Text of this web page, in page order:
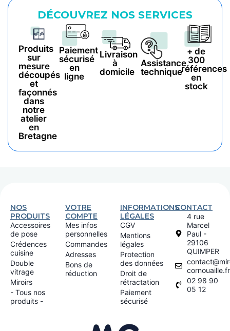
DÉCOUVREZ NOS SERVICES
Produits
sur
mesure
découpés
et
façonnés
dans
notre
atelier
en
Bretagne
Paiement
sécurisé
en
ligne
Livraison
à
domicile
Assistance
technique
+ de
300
références
en
stock
NOS
PRODUITS
Accessoires
de pose
Crédences
cuisine
Double
vitrage
Miroirs
- Tous nos
produits -
VOTRE
COMPTE
Mes infos
personnelles
Commandes
Adresses
Bons de
réduction
INFORMATIONS
LÉGALES
CGV
Mentions
légales
Protection
des données
Droit de
rétractation
Paiement
sécurisé
CONTACT
4 rue
Marcel
Paul -
29106
QUIMPER
cornouaille.fr
02 98 90
05 12